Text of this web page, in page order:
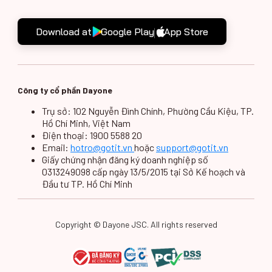
29/1 Nguyễn Bỉnh
Số 29/1, Đường
71 Ly Tu Trong
(HCM)
Số 71, Đường Lý Tự
phố Hồ Chí Minh
AB Tower D1 (HCM)
Số 76A, Đường Lê
Thành, Quận 1, Thành
Duẩn, Phường Bến
Nghé, Quận 1, Thành
Download at Google Play App Store
Công ty cổ phần Dayone
Trụ sở: 102 Nguyễn Đình Chính, Phường Cầu Kiệu, TP.
Hồ Chí Minh, Việt Nam
Điện thoại: 1900 5588 20
Email: hotro@gotit.vn hoặc support@gotit.vn
Giấy chứng nhận đăng ký doanh nghiệp số
0313249098 cấp ngày 13/5/2015 tại Sở Kế hoạch và
Đầu tư TP. Hồ Chí Minh
Copyright © Dayone JSC. All rights reserved